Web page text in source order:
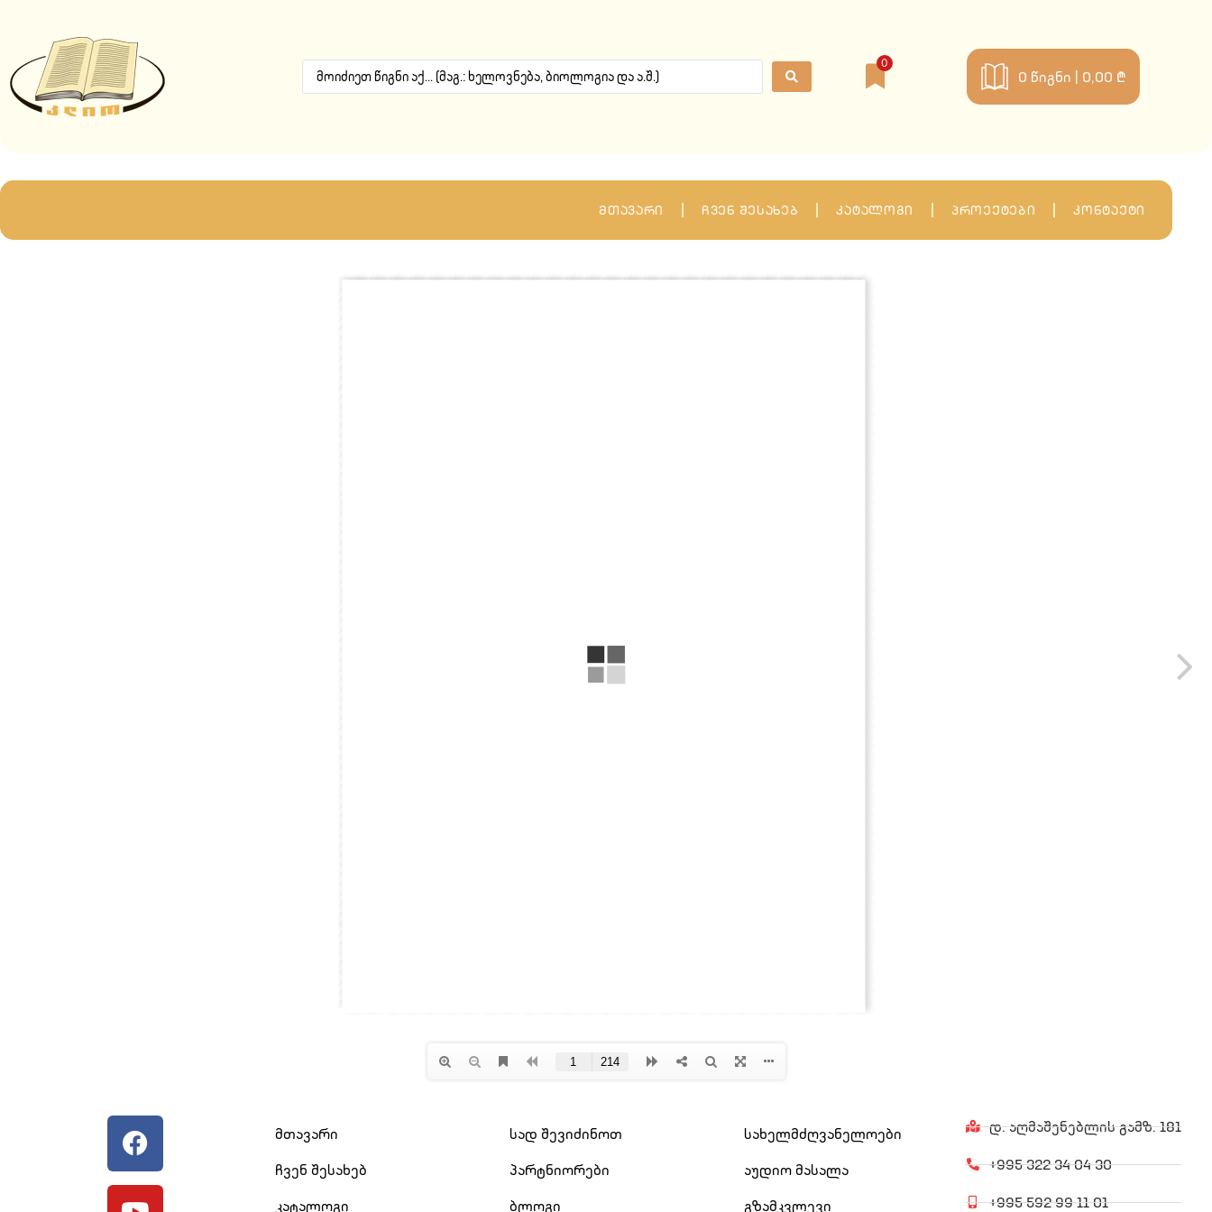
0
0 წიგნი | 0,00 ₾
მთავარი ჩვენ შესახებ კატალოგი პროექტები კონტაქტი
მთავარი
ჩვენ შესახებ
კატალოგი
სად შევიძინოთ
პარტნიორები
ბლოგი
სახელმძღვანელოები
აუდიო მასალა
გზამკვლევი
დ. აღმაშენებლის გამზ. 181
+995 322 34 04 30
+995 592 99 11 01